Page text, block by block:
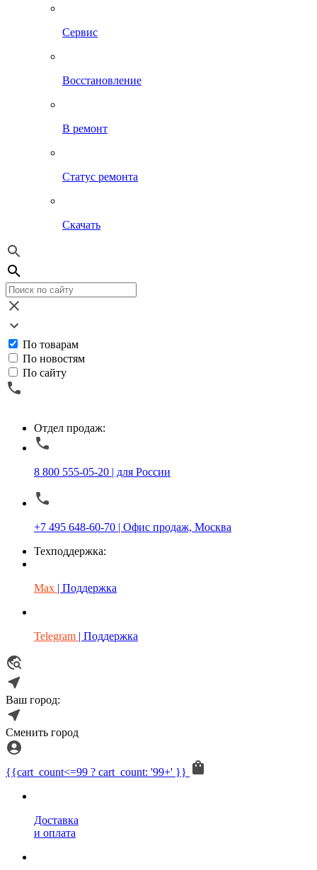
Сервис
Восстановление
В ремонт
Статус ремонта
Скачать
По товарам
По новостям
По сайту
Отдел продаж:
8 800 555-05-20 | для России
+7 495 648-60-70 | Офис продаж, Москва
Техподдержка:
Max | Поддержка
Telegram | Поддержка
Ваш город:
Сменить город
{{cart_count<=99 ? cart_count: '99+' }}
Доставка
и оплата